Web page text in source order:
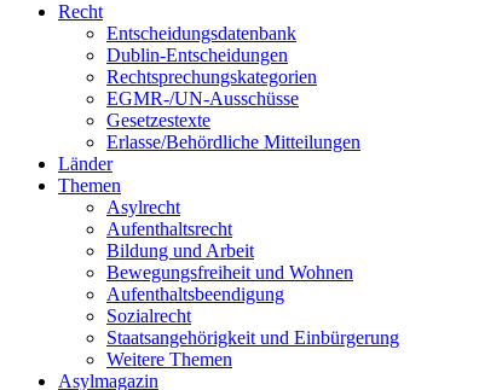
Recht
Entscheidungsdatenbank
Dublin-Entscheidungen
Rechtsprechungskategorien
EGMR-/UN-Ausschüsse
Gesetzestexte
Erlasse/Behördliche Mitteilungen
Länder
Themen
Asylrecht
Aufenthaltsrecht
Bildung und Arbeit
Bewegungsfreiheit und Wohnen
Aufenthaltsbeendigung
Sozialrecht
Staatsangehörigkeit und Einbürgerung
Weitere Themen
Asylmagazin